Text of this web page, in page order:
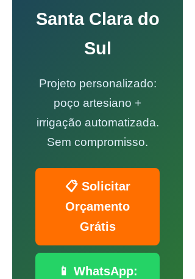
Santa Clara do
Sul
Projeto personalizado:
poço artesiano +
irrigação automatizada.
Sem compromisso.
📋 Solicitar
Orçamento
Grátis
📱 WhatsApp: